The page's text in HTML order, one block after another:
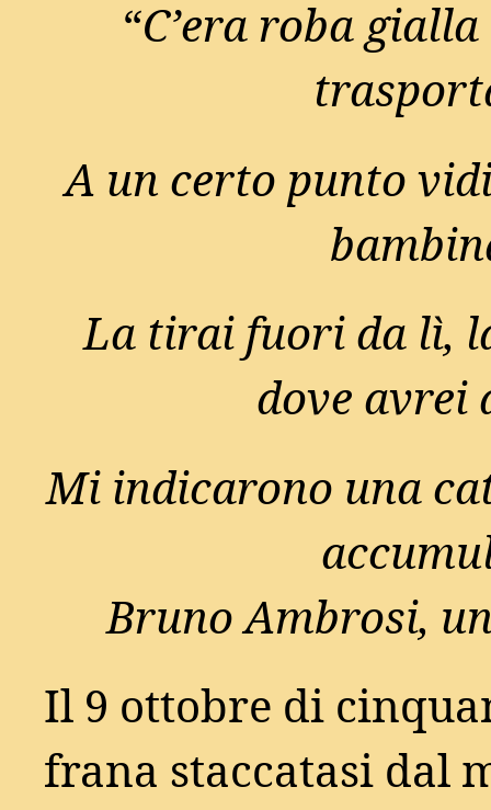
“C’era roba
A un certo punto
La tirai fuori da lì,
dove avrei
Mi indicarono una
Bruno Ambrosi,
Il 9 ottobre di
frana staccatasi dal